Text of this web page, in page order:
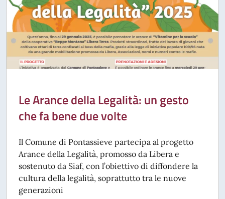
Le Arance della Legalità: un gesto
che fa bene due volte
Il Comune di Pontassieve partecipa al progetto
Arance della Legalità, promosso da Libera e
sostenuto da Siaf, con l’obiettivo di diffondere la
cultura della legalità, soprattutto tra le nuove
generazioni